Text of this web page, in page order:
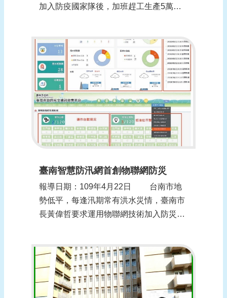
加入防疫國家隊後，加班趕工生產5萬件
防災社區除了熱心防汛工作，還主動號召
40位隊員與具有縫紉專業的居民協助工廠
生產防護衣，國家面臨危機馬上挺身而
出...
臺南智慧防汛網首創物聯網防災
報導日期：109年4月22日 台南市地
勢低平，每逢汛期常有洪水災情，臺南市
長黃偉哲要求運用物聯網技術加入防災，
有最好、只有更好，不放棄任何一個會淹
水的地方」，為有效掌控淹水狀況及監控
大型移動式抽水機，臺南市政府與水利署
合作執...